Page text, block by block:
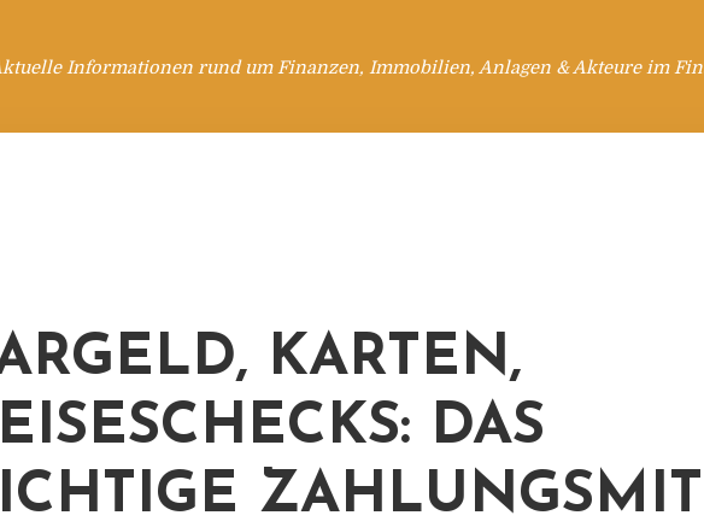
Informationen rund um Finanzen, Immobilien, Anlagen & Akteure im
KARTEN,
DAS